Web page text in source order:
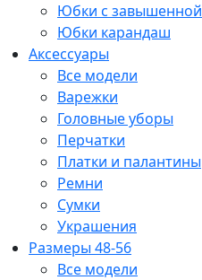
Юбки с завышенной
Юбки карандаш
Аксессуары
Все модели
Варежки
Головные уборы
Перчатки
Платки и палантины
Ремни
Сумки
Украшения
Размеры 48-56
Все модели